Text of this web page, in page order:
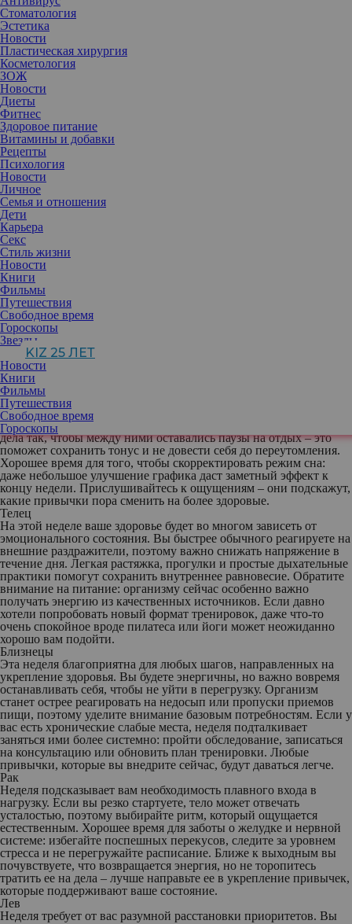
Стоматология
Эстетика
Новости
Пластическая хирургия
Косметология
ЗОЖ
Новости
Диеты
Фитнес
Здоровое питание
Витамины и добавки
Рецепты
Психология
Новости
Личное
Семья и отношения
Дети
Карьера
Секс
Стиль жизни
Новости
Книги
Фильмы
Путешествия
Свободное время
Гороскопы
Звезды
KIZ 25 ЛЕТ
Новости
Книги
Фильмы
Путешествия
Свободное время
Гороскопы
Что может быть важнее хорошего самочувствия? Для
представителей всех знаков Зодиака оно имеет огромную
ценность. Будьте бдительны и следуйте советам нашего
приглашенного астролога.
когда нагрузка растет неожиданно. Постарайтесь распределять
дела так, чтобы между ними оставались паузы на отдых – это
поможет сохранить тонус и не довести себя до переутомления.
Хорошее время для того, чтобы скорректировать режим сна:
даже небольшое улучшение графика даст заметный эффект к
концу недели. Прислушивайтесь к ощущениям – они подскажут,
какие привычки пора сменить на более здоровые.
Телец
На этой неделе ваше здоровье будет во многом зависеть от
эмоционального состояния. Вы быстрее обычного реагируете на
внешние раздражители, поэтому важно снижать напряжение в
течение дня. Легкая растяжка, прогулки и простые дыхательные
практики помогут сохранить внутреннее равновесие. Обратите
внимание на питание: организму сейчас особенно важно
получать энергию из качественных источников. Если давно
хотели попробовать новый формат тренировок, даже что-то
очень спокойное вроде пилатеса или йоги может неожиданно
хорошо вам подойти.
Близнецы
Эта неделя благоприятна для любых шагов, направленных на
укрепление здоровья. Вы будете энергичны, но важно вовремя
останавливать себя, чтобы не уйти в перегрузку. Организм
станет острее реагировать на недосып или пропуски приемов
пищи, поэтому уделите внимание базовым потребностям. Если у
вас есть хронические слабые места, неделя подталкивает
заняться ими более системно: пройти обследование, записаться
на консультацию или обновить план тренировки. Любые
привычки, которые вы внедрите сейчас, будут даваться легче.
Рак
Неделя подсказывает вам необходимость плавного входа в
нагрузку. Если вы резко стартуете, тело может отвечать
усталостью, поэтому выбирайте ритм, который ощущается
естественным. Хорошее время для заботы о желудке и нервной
системе: избегайте поспешных перекусов, следите за уровнем
стресса и не перегружайте расписание. Ближе к выходным вы
почувствуете, что возвращается энергия, но не торопитесь
тратить ее на дела – лучше направьте ее в укрепление привычек,
которые поддерживают ваше состояние.
Лев
Неделя требует от вас разумной расстановки приоритетов. Вы